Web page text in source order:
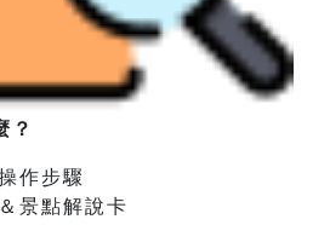
？
作步驟
景點解說卡